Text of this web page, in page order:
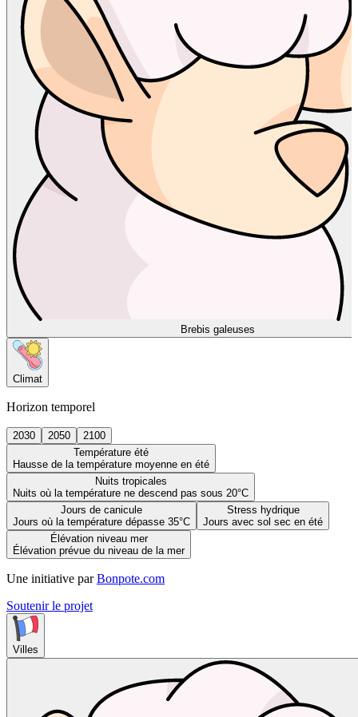
Brebis galeuses
Climat
Horizon temporel
2030 2050
2100
Température été
Hausse de la température moyenne en été
Nuits tropicales
Nuits où la température ne descend pas sous 20°C
Jours de canicule
Jours où la température dépasse 35°C
Stress hydrique
Jours avec sol sec en été
Élévation niveau mer
Élévation prévue du niveau de la mer
Une initiative par Bonpote.com
Soutenir le projet
Villes